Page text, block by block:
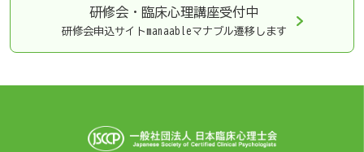
研修会・臨床心理講座受付中
研修会申込サイトmanaableマナブル遷移します